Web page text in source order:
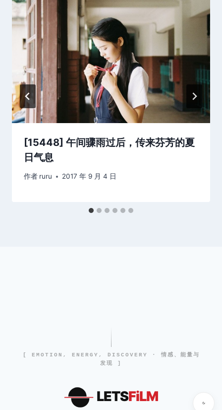
[15448] 午间骤雨过后，传来芬芳的夏
日气息
作者 ruru 2017 年 9 月 4 日
[ EMOTION, ENERGY, DISCOVERY · 情感、能量与
发现 ]
LETSFiLM